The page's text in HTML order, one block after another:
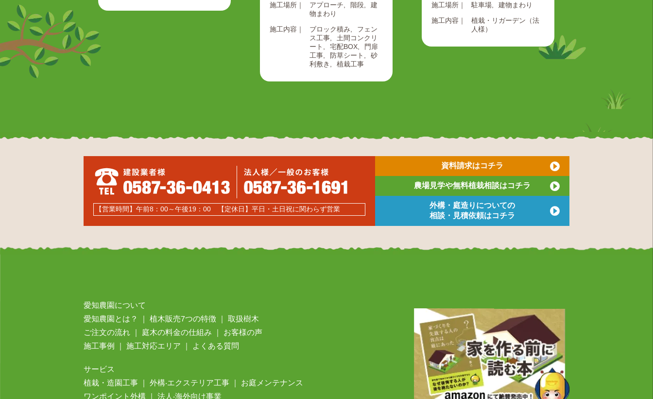
施工場所｜ アプローチ 階段
建
物まわり
施工内容｜
ブロック積み
フェン
ス工事
土間コンクリ
ート
宅配BOX
門扉
工事
防草シート
砂
利敷き
植栽工事
施工場所｜ 駐車場
建物まわり
施工内容｜
植栽・リガーデン（法
人様）
【営業時間】午前8：00～午後19：00 【定休日】平日・土日祝に関わらず営業
資料請求はコチラ
農場見学や無料植栽相談はコチラ
外構・庭造りについての
相談・見積依頼はコチラ
愛知農園について
愛知農園とは？ ｜植⽊販売7つの特徴 ｜取扱樹⽊
ご注⽂の流れ 庭⽊の料⾦の仕組み お客様の声
施⼯事例 ｜施工対応エリア よくある質問
サービス
植栽・造園工事 ｜外構‧エクステリア⼯事
お庭メンテナンス
ワンポイント外構 ｜法⼈‧海外向け事業